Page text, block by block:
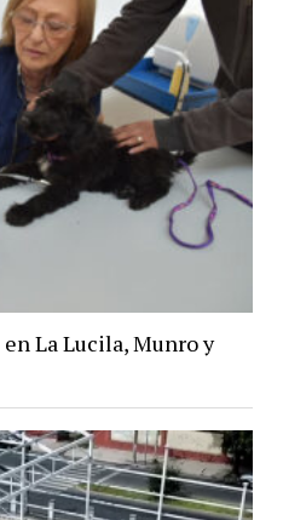
La Lucila, Munro y